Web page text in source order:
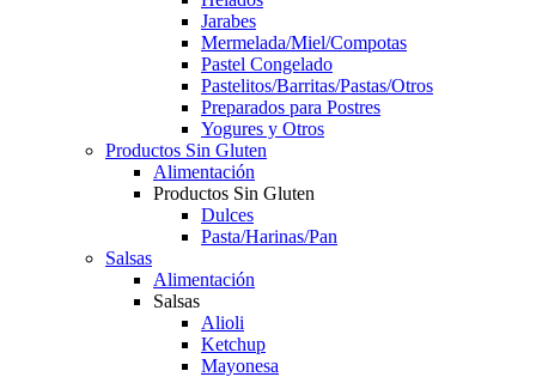
Jarabes
Mermelada/Miel/Compotas
Pastel Congelado
Pastelitos/Barritas/Pastas/Otros
Preparados para Postres
Yogures y Otros
Productos Sin Gluten
Alimentación
Productos Sin Gluten
Dulces
Pasta/Harinas/Pan
Salsas
Alimentación
Salsas
Alioli
Ketchup
Mayonesa